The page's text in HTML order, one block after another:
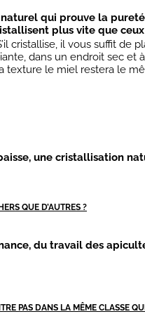
qui prouve la
plus vite que
cristallise, il vous suffit
dans un endroit sec et
texture le miel restera le
une cristallisation
QUE D’AUTRES ?
du travail des
PAS DANS LA MÊME CLASSE